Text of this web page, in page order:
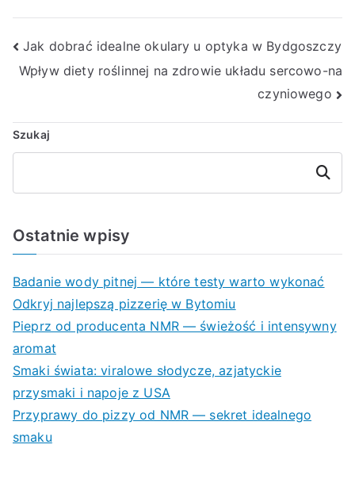
Nawigacja
wpisu
Jak dobrać idealne okulary u optyka w Bydgoszczy
Wpływ diety roślinnej na zdrowie układu sercowo-na
czyniowego
Szukaj
Szukaj
Ostatnie wpisy
Badanie wody pitnej — które testy warto wykonać
Odkryj najlepszą pizzerię w Bytomiu
Pieprz od producenta NMR — świeżość i intensywny
aromat
Smaki świata: viralowe słodycze, azjatyckie
przysmaki i napoje z USA
Przyprawy do pizzy od NMR — sekret idealnego
smaku